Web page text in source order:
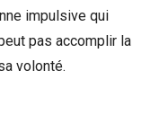
impulsive qui
pas accomplir la
volonté.